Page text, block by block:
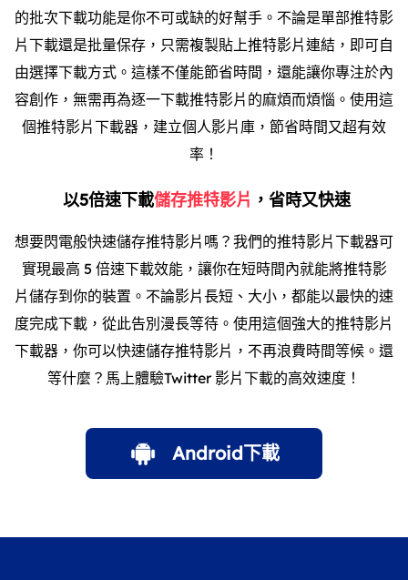
的批次下載功能是你不可或缺的好幫手。不論是單部推特影
片下載還是批量保存，只需複製貼上推特影片連結，即可自
由選擇下載方式。這樣不僅能節省時間，還能讓你專注於內
容創作，無需再為逐一下載推特影片的麻煩而煩惱。使用這
個推特影片下載器，建立個人影片庫，節省時間又超有效
率！
以5倍速下載儲存推特影片 ，省時又快速
想要閃電般快速儲存推特影片嗎？我們的推特影片下載器可
實現最高 5 倍速下載效能，讓你在短時間內就能將推特影
片儲存到你的裝置。不論影片長短、大小，都能以最快的速
度完成下載，從此告別漫長等待。使用這個強大的推特影片
下載器，你可以快速儲存推特影片，不再浪費時間等候。還
等什麼？馬上體驗Twitter 影片下載的高效速度！
Android下載